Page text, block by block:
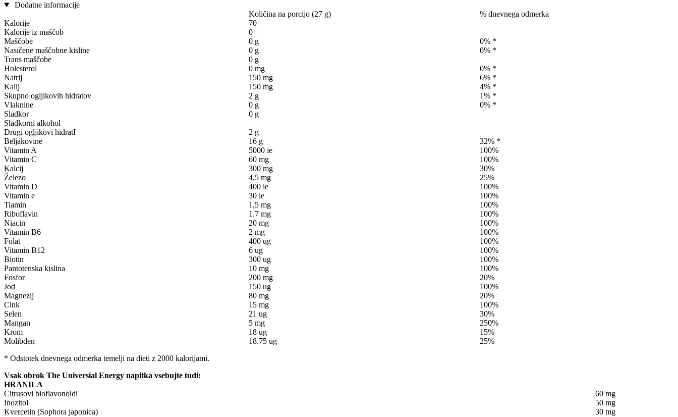
Dodatne informacije
Količina na porcijo (27 g)
% dnevnega odmerka
Kalorije
70
Kalorije iz maščob
0
Maščobe
0 g
0% *
Nasičene maščobne kisline
0 g
0% *
Trans maščobe
0 g
Holesterol
0 mg
0% *
Natrij
150 mg
6% *
Kalij
150 mg
4% *
Skupno ogljikovih hidratov
2 g
1% *
Vlaknine
0 g
0% *
Sladkor
0 g
Sladkorni alkohol
Drugi ogljikovi hidratI
2 g
Beljakovine
16 g
32% *
Vitamin A
5000 ie
100%
Vitamin C
60 mg
100%
Kalcij
300 mg
30%
Železo
4,5 mg
25%
Vitamin D
400 ie
100%
Vitamin e
30 ie
100%
Tiamin
1,5 mg
100%
Riboflavin
1.7 mg
100%
Niacin
20 mg
100%
Vitamin B6
2 mg
100%
Folat
400 ug
100%
Vitamin B12
6 ug
100%
Biotin
300 ug
100%
Pantotenska kislina
10 mg
100%
Fosfor
200 mg
20%
Jod
150 ug
100%
Magnezij
80 mg
20%
Cink
15 mg
100%
Selen
21 ug
30%
Mangan
5 mg
250%
Krom
18 ug
15%
Molibden
18.75 ug
25%
* Odstotek dnevnega odmerka temelji na dieti z 2000 kalorijami.
Vsak obrok The Universial Energy napitka vsebujte tudi:
HRANILA
Citrusovi bioflavonoidi
60 mg
Inozitol
50 mg
Kvercetin (Sophora japonica)
30 mg